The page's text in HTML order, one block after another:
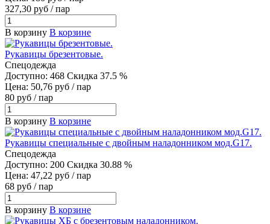
327,30 руб / пар
В корзину В корзине
Рукавицы брезентовые.
Спецодежда
Доступно: 468 Скидка 37.5 %
Цена: 50,76 руб / пар
80 руб / пар
В корзину В корзине
Рукавицы специальные с двойным наладонником мод.G17.
Спецодежда
Доступно: 200 Скидка 30.88 %
Цена: 47,22 руб / пар
68 руб / пар
В корзину В корзине